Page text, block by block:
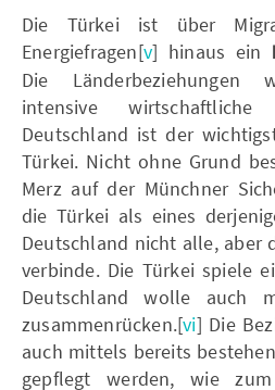
Die Türkei ist über
Energiefragen[v] hinaus ein
Die Länderbeziehungen
intensive
Deutschland ist der
Türkei. Nicht ohne Grund
Merz auf der Münchner
die Türkei als eines
Deutschland nicht alle, aber
verbinde. Die Türkei spiele
Deutschland wolle auch
zusammenrücken.[vi] Die
auch mittels bereits
gepflegt werden, wie